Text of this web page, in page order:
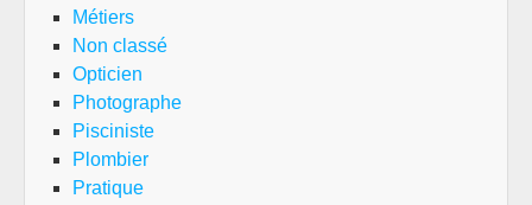
Métiers
Non classé
Opticien
Photographe
Pisciniste
Plombier
Pratique